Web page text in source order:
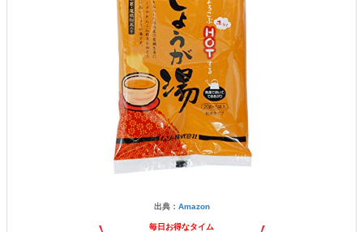
出典： Amazon
毎日お得なタイム